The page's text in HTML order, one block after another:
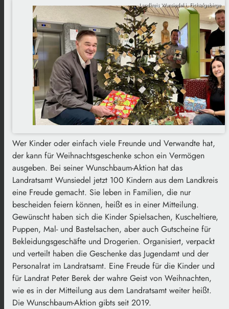
Landkreis Wunsiedel i. Fichtelgebirge
Wer Kinder oder einfach viele Freunde und Verwandte hat,
der kann für Weihnachtsgeschenke schon ein Vermögen
ausgeben. Bei seiner Wunschbaum-Aktion hat das
Landratsamt Wunsiedel jetzt 100 Kindern aus dem Landkreis
eine Freude gemacht. Sie leben in Familien, die nur
bescheiden feiern können, heißt es in einer Mitteilung.
Gewünscht haben sich die Kinder Spielsachen, Kuscheltiere,
Puppen, Mal- und Bastelsachen, aber auch Gutscheine für
Bekleidungsgeschäfte und Drogerien. Organisiert, verpackt
und verteilt haben die Geschenke das Jugendamt und der
Personalrat im Landratsamt. Eine Freude für die Kinder und
für Landrat Peter Berek der wahre Geist von Weihnachten,
wie es in der Mitteilung aus dem Landratsamt weiter heißt.
Die Wunschbaum-Aktion gibts seit 2019.